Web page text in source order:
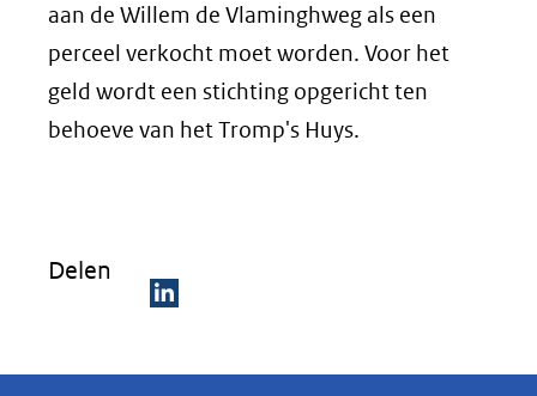
aan de Willem de Vlaminghweg als een
perceel verkocht moet worden. Voor het
geld wordt een stichting opgericht ten
behoeve van het Tromp's Huys.
Delen
e